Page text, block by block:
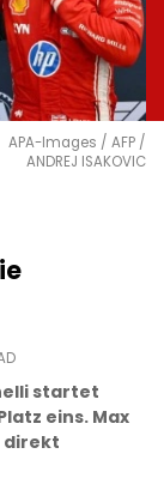
APA-Images / AFP /
ANDREJ ISAKOVIC
startet
eins. Max
direkt